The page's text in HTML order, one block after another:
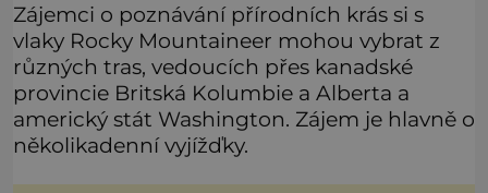
Zájemci o poznávání přírodních krás si s
vlaky Rocky Mountaineer mohou vybrat z
různých tras, vedoucích přes kanadské
provincie Britská Kolumbie a Alberta a
americký stát Washington. Zájem je hlavně o
několikadenní vyjížďky.